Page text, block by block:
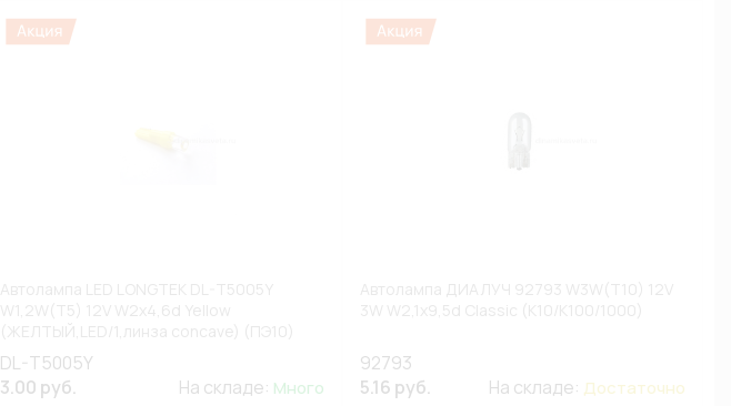
(ВЫВЕДЕНО ИЗ АССОРТИМЕНТА)
DL-T5005Y
3.00 руб.
На складе: Много
92793
5.16 руб.
На складе: Достаточно